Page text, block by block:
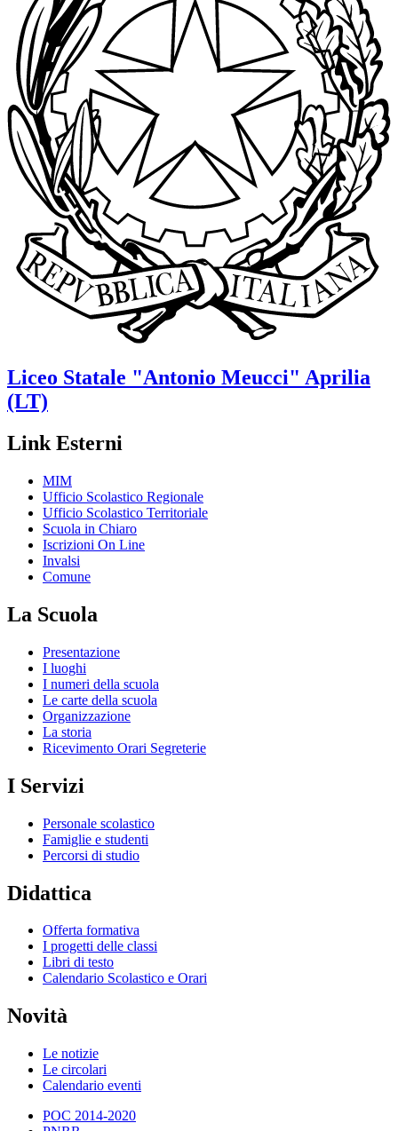
Liceo Statale "Antonio Meucci" Aprilia
(LT)
Link Esterni
MIM
Ufficio Scolastico Regionale
Ufficio Scolastico Territoriale
Scuola in Chiaro
Iscrizioni On Line
Invalsi
Comune
La Scuola
Presentazione
I luoghi
I numeri della scuola
Le carte della scuola
Organizzazione
La storia
Ricevimento Orari Segreterie
I Servizi
Personale scolastico
Famiglie e studenti
Percorsi di studio
Didattica
Offerta formativa
I progetti delle classi
Libri di testo
Calendario Scolastico e Orari
Novità
Le notizie
Le circolari
Calendario eventi
POC 2014-2020